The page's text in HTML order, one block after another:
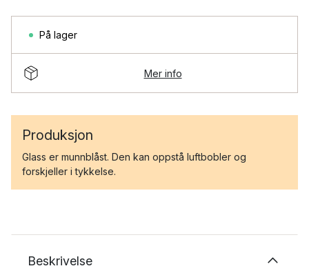
På lager
Mer info
Produksjon
Glass er munnblåst. Den kan oppstå luftbobler og
forskjeller i tykkelse.
Beskrivelse